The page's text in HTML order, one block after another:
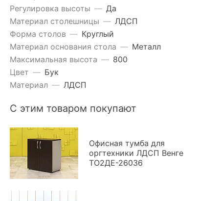
Регулировка высоты — Да
Материал столешницы — ЛДСП
Форма столов — Круглый
Материал основания стола — Металл
Максимальная высота — 800
Цвет — Бук
Материал — ЛДСП
С этим товаром покупают
Офисная тумба для
оргтехники ЛДСП Венге
ТО2ДЕ-26036